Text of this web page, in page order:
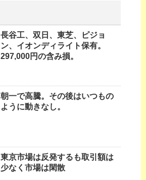
長谷工、双日、東芝、ピジョ
ン、イオンディライト保有。
297,000円の含み損。
朝一で高騰。その後はいつもの
ように動きなし。
東京市場は反発するも取引額は
少なく市場は閑散